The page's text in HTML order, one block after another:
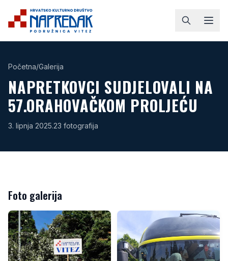
Početna/Galerija
NAPRETKOVCI SUDJELOVALI NA
57.ORAHOVAČKOM PROLJEĆU
3. lipnja 2025.23 fotografija
Foto galerija